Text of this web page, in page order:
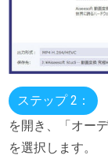
ステップ 2：
を開き、「オー
を選択します。